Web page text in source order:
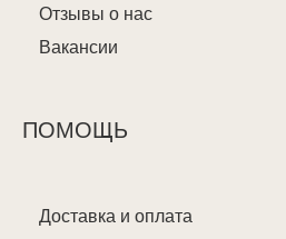
Отзывы о нас
Вакансии
ПОМОЩЬ
Доставка и оплата